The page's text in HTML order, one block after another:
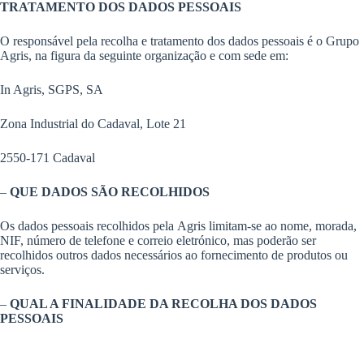
TRATAMENTO DOS DADOS PESSOAIS
O responsável pela recolha e tratamento dos dados pessoais é o Grupo
Agris, na figura da seguinte organização e com sede em:
In Agris, SGPS, SA
Zona Industrial do Cadaval, Lote 21
2550-171 Cadaval
– QUE DADOS SÃO RECOLHIDOS
Os dados pessoais recolhidos pela Agris limitam-se ao nome, morada,
NIF, número de telefone e correio eletrónico, mas poderão ser
recolhidos outros dados necessários ao fornecimento de produtos ou
serviços.
– QUAL A FINALIDADE DA RECOLHA DOS DADOS
PESSOAIS